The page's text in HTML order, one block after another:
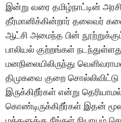
இன்று வரை தமிழ்நாட்டின்
தீர்மானிக்கின்றார் தலைவர்
ஆட்சி அமைந்த பின்
பாலியல் குற்றங்கள்
மனநிலையிலிருந்து
திமுகவை குறை
இருக்கிறீர்கள் என்று
கொண்டிருக்கிறீர்கள் இதன்